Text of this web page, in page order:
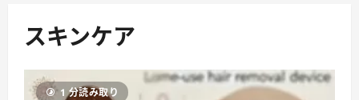
ー
スキンケア
1 分読み取り